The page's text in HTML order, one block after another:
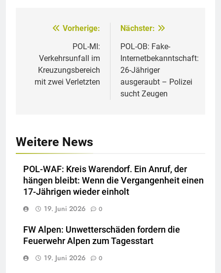
Beitragsnavigation
Vorherige:
POL-MI:
Verkehrsunfall im
Kreuzungsbereich
mit zwei Verletzten
Nächster:
POL-OB: Fake-
Internetbekanntschaft:
26-Jähriger
ausgeraubt – Polizei
sucht Zeugen
Weitere News
POL-WAF: Kreis Warendorf. Ein Anruf, der
hängen bleibt: Wenn die Vergangenheit einen
17-Jährigen wieder einholt
19. Juni 2026
0
FW Alpen: Unwetterschäden fordern die
Feuerwehr Alpen zum Tagesstart
19. Juni 2026
0